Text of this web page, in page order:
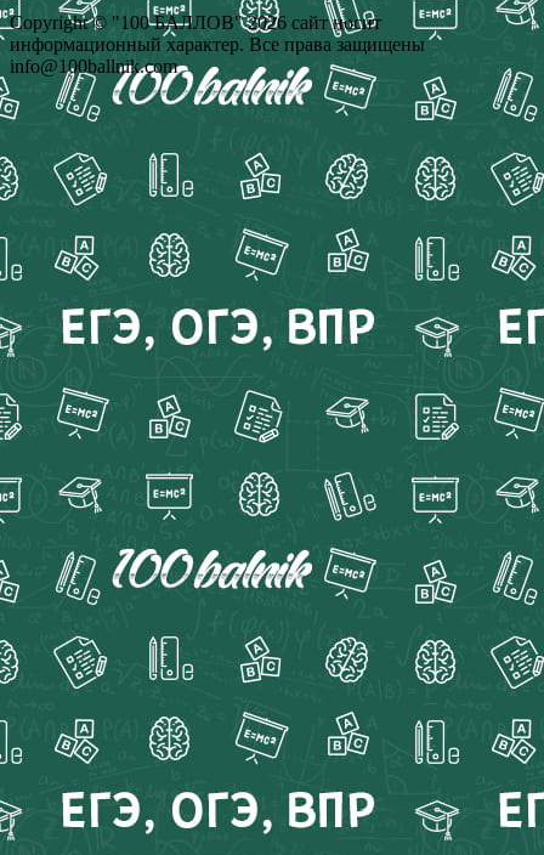
Copyright © "100 БАЛЛОВ" 2026 сайт носит
информационный характер. Все права защищены
info@100ballnik.com